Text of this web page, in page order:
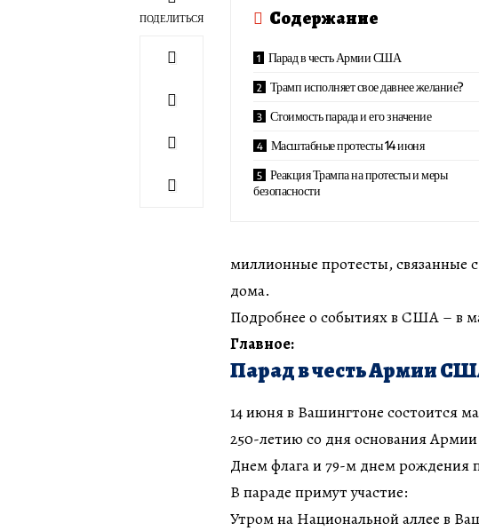
ПОДЕЛИТЬСЯ Содержание
Парад в честь Армии США
Трамп исполняет свое давнее желание?
Стоимость парада и его значение
Масштабные протесты 14 июня
Реакция Трампа на протесты и меры
безопасности
миллионные протесты, связанные
дома.
Подробнее о событиях в США – в
Главное:
Парад в честь Армии
14 июня в Вашингтоне состоится
250-летию со дня основания
Днем флага и 79-м днем ​​рождения
В параде примут участие:
Утром на Национальной аллее в